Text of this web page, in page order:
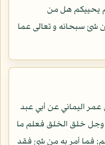
يحييكم هل من
سبحانه و تعالى عما
عمر اليماني عن أبي عبد
وجل خلق الخلق فعلم ما
فما أمر به من شئ فقد